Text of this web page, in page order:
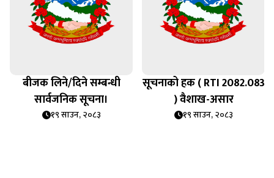
बीजक लिने/दिने सम्बन्धी
सार्वजनिक सूचना।
१९ साउन, २०८३
सूचनाको हक ( RTI 2082.083
) वैशाख-असार
१९ साउन, २०८३